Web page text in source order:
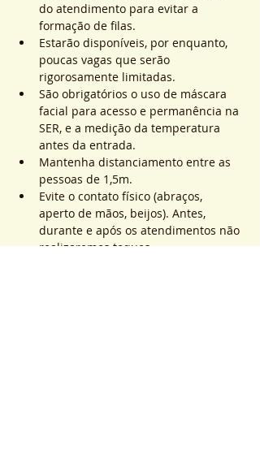
do atendimento para evitar a
formação de filas.
Estarão disponíveis, por enquanto,
poucas vagas que serão
rigorosamente limitadas.
São obrigatórios o uso de máscara
facial para acesso e permanência na
SER, e a medição da temperatura
antes da entrada.
Mantenha distanciamento entre as
pessoas de 1,5m.
Evite o contato físico (abraços,
aperto de mãos, beijos). Antes,
durante e após os atendimentos não
realizaremos toques.